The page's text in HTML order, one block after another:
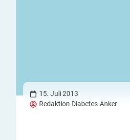
15. Juli 2013
Redaktion Diabetes-Anker